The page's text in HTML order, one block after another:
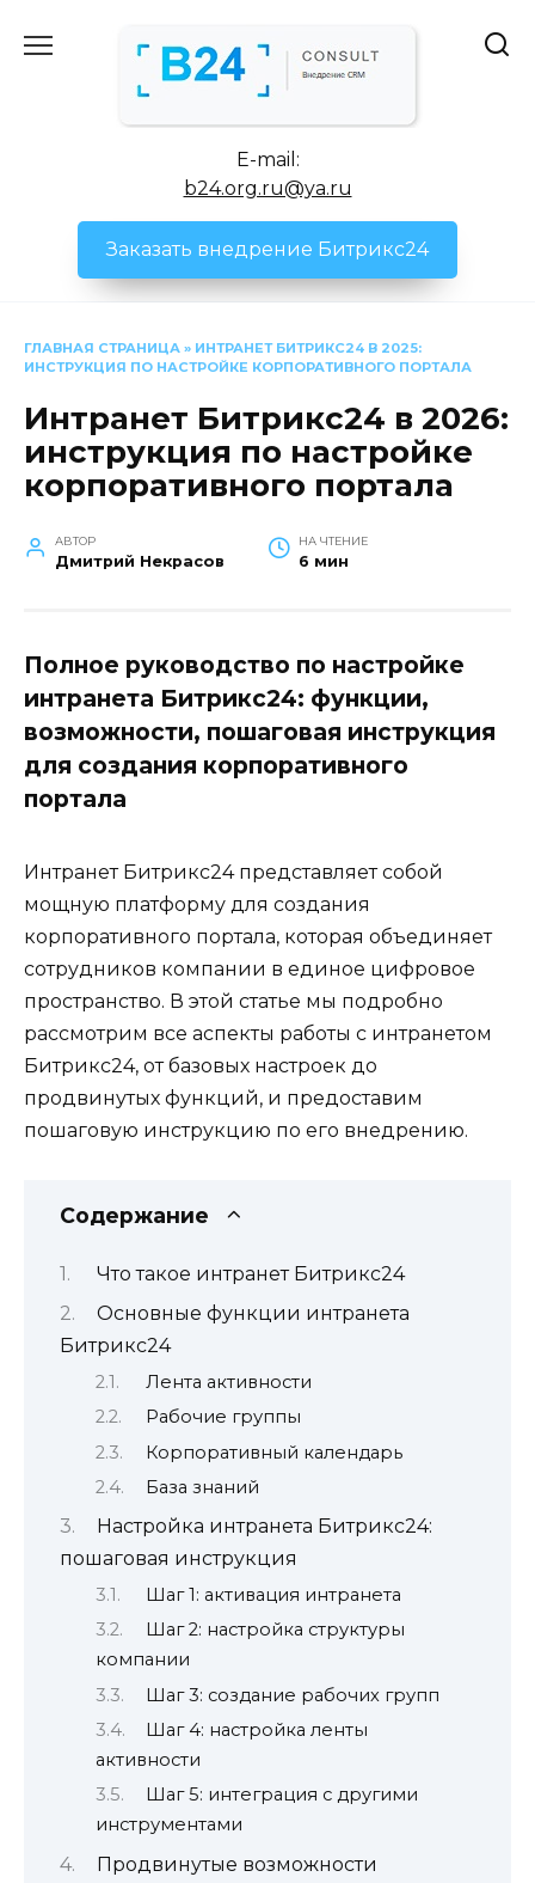
E-mail:
b24.org.ru@ya.ru
Заказать внедрение Битрикс24
ГЛАВНАЯ СТРАНИЦА » ИНТРАНЕТ БИТРИКС24 В 2025:
ИНСТРУКЦИЯ ПО НАСТРОЙКЕ КОРПОРАТИВНОГО ПОРТАЛА
Интранет Битрикс24 в 2026:
инструкция по настройке
корпоративного портала
АВТОР
Дмитрий Некрасов
НА ЧТЕНИЕ
6 мин
Полное руководство по настройке
интранета Битрикс24: функции,
возможности, пошаговая инструкция
для создания корпоративного
портала
Интранет Битрикс24 представляет собой
мощную платформу для создания
корпоративного портала, которая объединяет
сотрудников компании в единое цифровое
пространство. В этой статье мы подробно
рассмотрим все аспекты работы с интранетом
Битрикс24, от базовых настроек до
продвинутых функций, и предоставим
пошаговую инструкцию по его внедрению.
Содержание
Что такое интранет Битрикс24
Основные функции интранета
Битрикс24
Лента активности
Рабочие группы
Корпоративный календарь
База знаний
Настройка интранета Битрикс24:
пошаговая инструкция
Шаг 1: активация интранета
Шаг 2: настройка структуры
компании
Шаг 3: создание рабочих групп
Шаг 4: настройка ленты
активности
Шаг 5: интеграция с другими
инструментами
Продвинутые возможности